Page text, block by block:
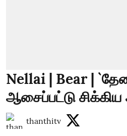
Nellai | Bear |
ஆசைப்பட்டு
thanthitv